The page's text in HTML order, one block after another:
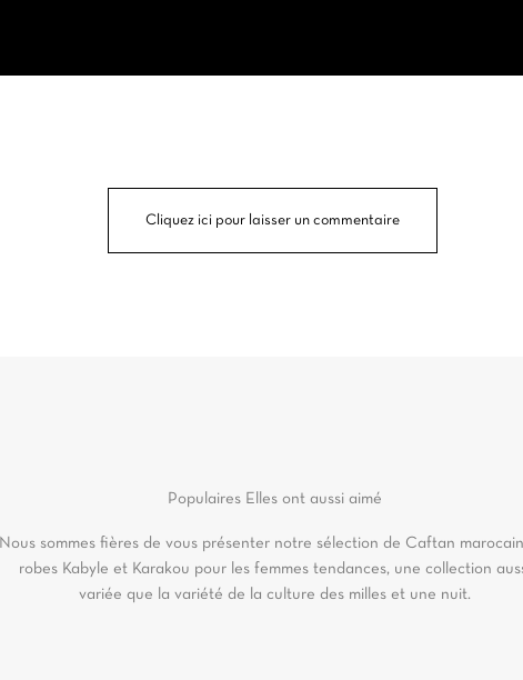
Cliquez ici pour laisser un commentaire
Populaires Elles ont aussi aimé
Nous sommes fières de vous présenter notre sélection de Caftan
robes Kabyle et Karakou pour les femmes tendances, une collection
variée que la variété de la culture des milles et une nuit.